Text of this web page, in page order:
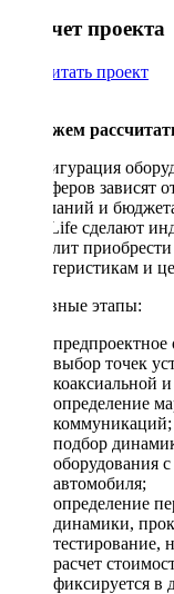
Рассчет проекта
Рассчитать проект
Поможем
Конфигурация
сабвуферов зависят
пожеланий и
DriveLife сделают
позволит
характеристикам и
Основные этапы:
предпроектное
выбор точек
коаксиальной
определение
коммуникаций;
подбор
оборудования
автомобиля;
определение
динамики,
тестирование,
расчет
фиксируется в